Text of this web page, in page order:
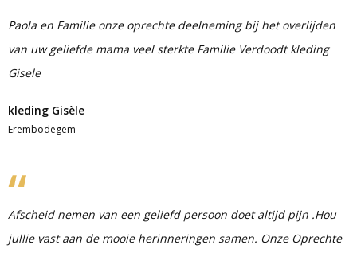
Paola en Familie onze oprechte deelneming bij het overlijden
van uw geliefde mama veel sterkte Familie Verdoodt kleding
Gisele
kleding Gisèle
Erembodegem
Afscheid nemen van een geliefd persoon doet altijd pijn .Hou
jullie vast aan de mooie herinneringen samen. Onze Oprechte